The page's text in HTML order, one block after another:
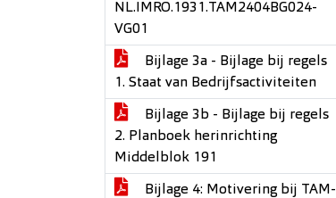
NL.IMRO.1931.TAM2404BG024-
VG01
Bijlage 3a - Bijlage bij regels
1. Staat van Bedrijfsactiviteiten
Bijlage 3b - Bijlage bij regels
2. Planboek herinrichting
Middelblok 191
Bijlage 4: Motivering bij TAM-